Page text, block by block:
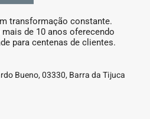
transformação constante.
de 10 anos oferecendo
para centenas de clientes.
Bueno, 03330, Barra da Tijuca